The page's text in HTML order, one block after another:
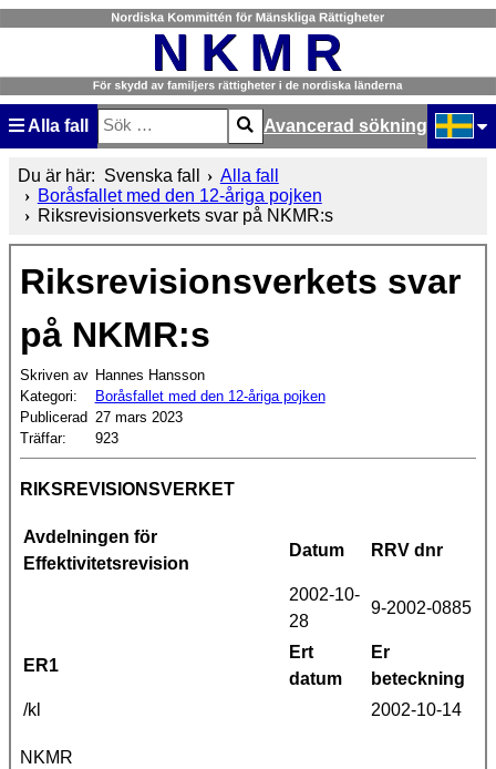
Alla fall
Sök
Type 2 or more characters for results.
Avancerad sökning
Du är här: Svenska fall
Alla fall
Boråsfallet med den 12-åriga pojken
Riksrevisionsverkets svar på NKMR:s
Riksrevisionsverkets svar
på NKMR:s
Skriven av Hannes Hansson
Kategori:
Boråsfallet med den 12-åriga pojken
Publicerad 27 mars 2023
Träffar:
923
RIKSREVISIONSVERKET
Avdelningen för
Effektivitetsrevision
Datum RRV dnr
2002-10-
28
9-2002-0885
ER1
Ert
datum
Er
beteckning
/kl
2002-10-14
NKMR